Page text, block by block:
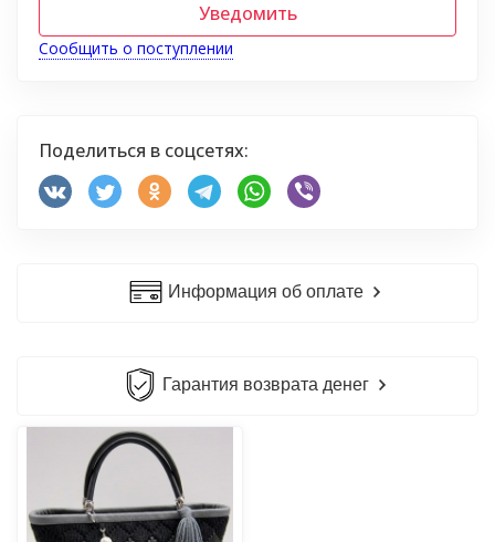
Уведомить
Сообщить о поступлении
Поделиться в соцсетях:
Информация об оплате
Гарантия возврата денег